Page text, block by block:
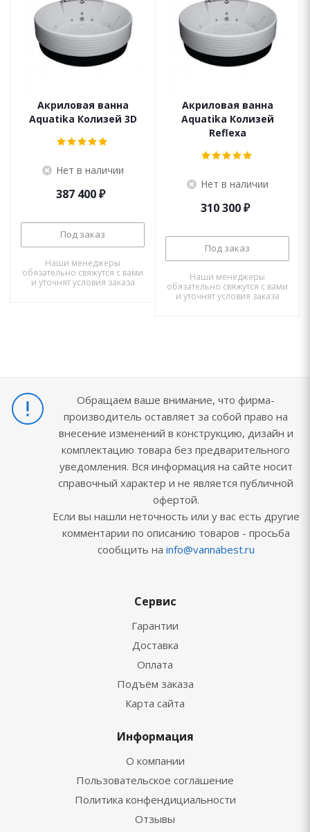
Акриловая ванна
Aquatika Колизей 3D
Нет в наличии
387 400₽
Под заказ
Наши менеджеры
обязательно свяжутся с вами
и уточнят условия заказа
Акриловая ванна
Aquatika Колизей
Reflexa
Нет в наличии
310 300₽
Под заказ
Наши менеджеры
обязательно свяжутся с вами
и уточнят условия заказа
Обращаем ваше внимание, что фирма-
производитель оставляет за собой право на
внесение изменений в конструкцию, дизайн и
комплектацию товара без предварительного
уведомления. Вся информация на сайте носит
справочный характер и не является публичной
офертой.
Если вы нашли неточность или у вас есть другие
комментарии по описанию товаров - просьба
сообщить на info@vannabest.ru
Сервис
Гарантии
Доставка
Оплата
Подъём заказа
Карта сайта
Информация
О компании
Пользовательское соглашение
Политика конфендициальности
Отзывы